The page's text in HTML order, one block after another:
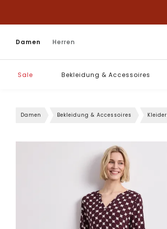
Damen Herren
Sale Bekleidung & Accessoires
Damen Bekleidung & Accessoires Kleider